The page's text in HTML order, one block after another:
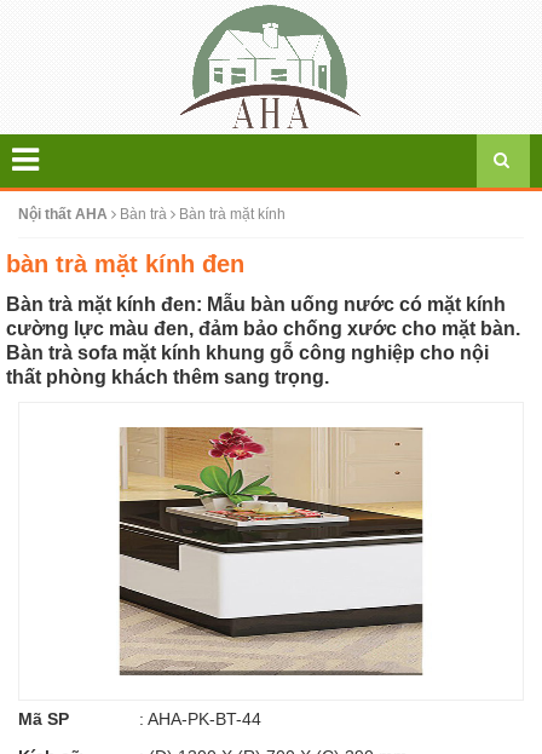
Nội thất AHA Bàn trà Bàn trà mặt kính
bàn trà mặt kính đen
Bàn trà mặt kính đen: Mẫu bàn uống nước có mặt kính
cường lực màu đen, đảm bảo chống xước cho mặt bàn.
Bàn trà sofa mặt kính khung gỗ công nghiệp cho nội
thất phòng khách thêm sang trọng.
Mã SP : AHA-PK-BT-44